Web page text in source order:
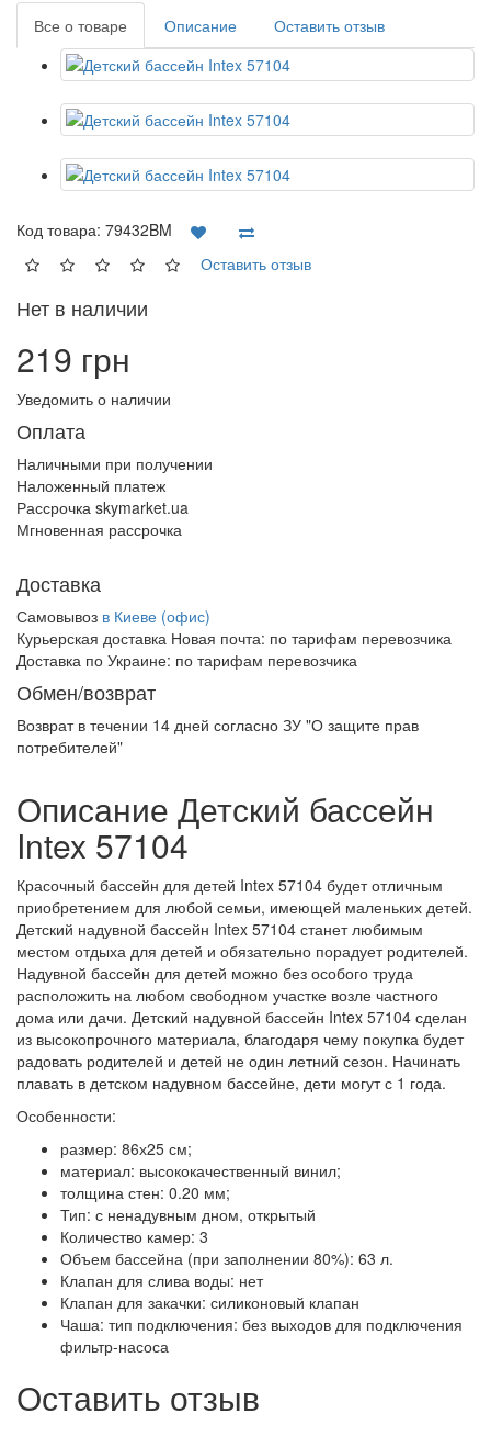
Все о товаре Описание Оставить отзыв
Код товара: 79432BM
Оставить отзыв
Нет в наличии
219 грн
Уведомить о наличии
Оплата
Наличными при получении
Наложенный платеж
Рассрочка skymarket.ua
Мгновенная рассрочка
Доставка
Самовывоз в Киеве (офис)
Курьерская доставка Новая почта: по тарифам перевозчика
Доставка по Украине: по тарифам перевозчика
Обмен/возврат
Возврат в течении 14 дней согласно ЗУ "О защите прав
потребителей"
Описание Детский бассейн
Intex 57104
Красочный бассейн для детей Intex 57104 будет отличным
приобретением для любой семьи, имеющей маленьких детей.
Детский надувной бассейн Intex 57104 станет любимым
местом отдыха для детей и обязательно порадует родителей.
Надувной бассейн для детей можно без особого труда
расположить на любом свободном участке возле частного
дома или дачи. Детский надувной бассейн Intex 57104 сделан
из высокопрочного материала, благодаря чему покупка будет
радовать родителей и детей не один летний сезон. Начинать
плавать в детском надувном бассейне, дети могут с 1 года.
Особенности:
размер: 86х25 см;
материал: высококачественный винил;
толщина стен: 0.20 мм;
Тип: с ненадувным дном, открытый
Количество камер: 3
Объем бассейна (при заполнении 80%): 63 л.
Клапан для слива воды: нет
Клапан для закачки: силиконовый клапан
Чаша: тип подключения: без выходов для подключения
фильтр-насоса
Оставить отзыв